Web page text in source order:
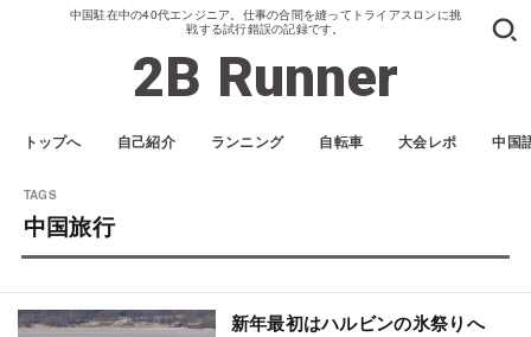
中国駐在中の40代エンジニア。仕事の合間を縫ってトライアスロンに挑
戦する試行錯誤の記録です。
2B Runner
トップへ 自己紹介 ランニング 自転車 大会レポ 中国
中国旅行
新年最初はハルビンの氷祭りへ